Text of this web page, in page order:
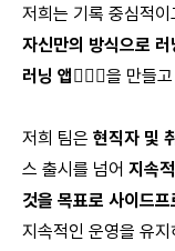
저희는 기록 중심적
자신만의 방식으로
러닝 앱🏃🏻‍♂️을 만들
저희 팀은 현직자 및
스 출시를 넘어 지속
것을 목표로 사이드
지속적인 운영을 유지